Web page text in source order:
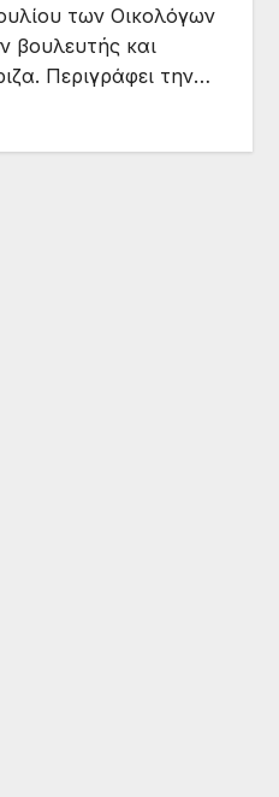
των Οικολόγων
βουλευτής και
Περιγράφει την…